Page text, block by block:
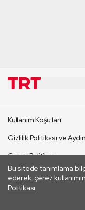
Bu sitede tanımlama
ederek, çerez
Politikası
CANLI YAYINLAR
Kullanım Koşulları
Gizlilik Politikası ve
Çerez Politikası
İletişim
Her hakkı saklıdır.